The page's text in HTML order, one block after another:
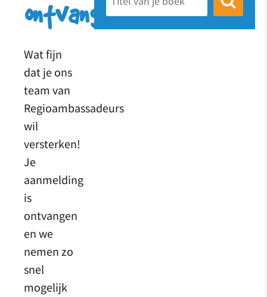
ontvangen!
Wat fijn
dat je ons
team van
Regioambassadeurs
wil
versterken!
Je
aanmelding
is
ontvangen
en we
nemen zo
snel
mogelijk